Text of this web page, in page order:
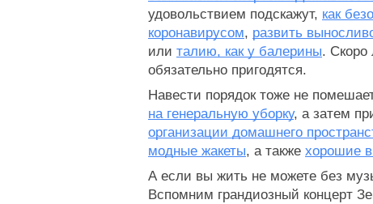
удовольствием подскажут, как
коронавирусом, развить
или талию, как у балерины. Скоро
обязательно пригодятся.
Навести порядок тоже не
на генеральную уборку
организации домашнего
модные жакеты, а также хорошие
А если вы жить не можете без
Вспомним грандиозный концерт